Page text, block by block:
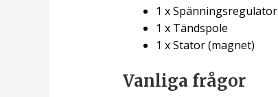
1 x Spänningsregulator
1 x Tändspole
1 x Stator (magnet)
Vanliga frågor